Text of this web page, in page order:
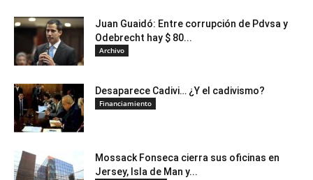
Juan Guaidó: Entre corrupción de Pdvsa y
Odebrecht hay $ 80...
Archivo
Desaparece Cadivi… ¿Y el cadivismo?
Financiamiento
Mossack Fonseca cierra sus oficinas en
Jersey, Isla de Man y...